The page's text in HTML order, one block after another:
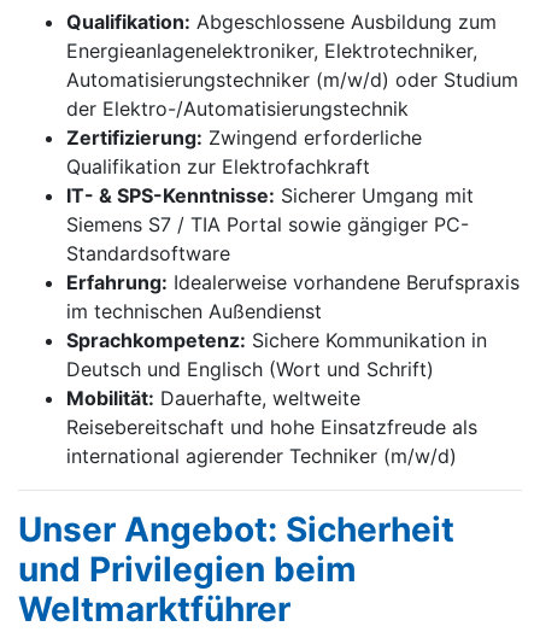
Qualifikation: Abgeschlossene Ausbildung zum
Energieanlagenelektroniker, Elektrotechniker,
Automatisierungstechniker (m/w/d) oder Studium
der Elektro-/Automatisierungstechnik
Zertifizierung: Zwingend erforderliche
Qualifikation zur Elektrofachkraft
IT- & SPS-Kenntnisse: Sicherer Umgang mit
Siemens S7 / TIA Portal sowie gängiger PC-
Standardsoftware
Erfahrung: Idealerweise vorhandene Berufspraxis
im technischen Außendienst
Sprachkompetenz: Sichere Kommunikation in
Deutsch und Englisch (Wort und Schrift)
Mobilität: Dauerhafte, weltweite
Reisebereitschaft und hohe Einsatzfreude als
international agierender Techniker (m/w/d)
Unser Angebot: Sicherheit
und Privilegien beim
Weltmarktführer